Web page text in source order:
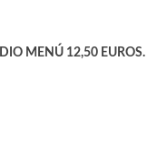
MENÚ 12,50 EUROS.